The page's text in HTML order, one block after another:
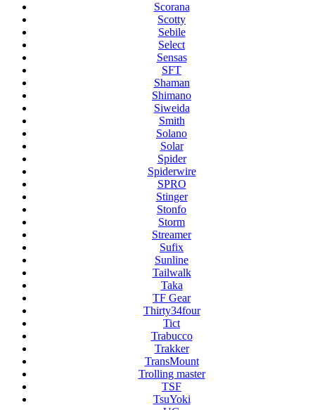
Scorana
Scotty
Sebile
Select
Sensas
SFT
Shaman
Shimano
Siweida
Smith
Solano
Solar
Spider
Spiderwire
SPRO
Stinger
Stonfo
Storm
Streamer
Sufix
Sunline
Tailwalk
Taka
TF Gear
Thirty34four
Tict
Trabucco
Trakker
TransMount
Trolling master
TSF
TsuYoki